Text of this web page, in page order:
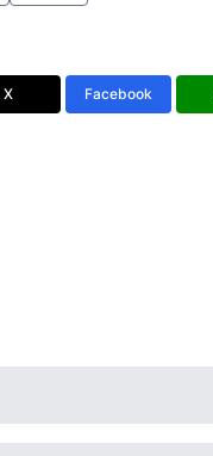
X Facebook